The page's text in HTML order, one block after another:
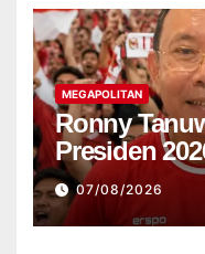
MEGAPOLITAN
Ronny
Presiden
Kembali ke
07/08/2026